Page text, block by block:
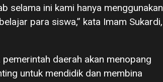
selama ini kami hanya menggunakan
para siswa,” kata Imam Sukardi,
daerah akan menopang
untuk mendidik dan membina